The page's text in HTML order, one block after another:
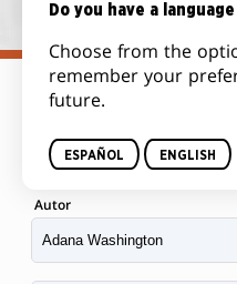
Autor
Do you have a
Choose from the
remember your
future.
ESPAÑOL ENGLISH